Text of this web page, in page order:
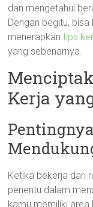
dan mengetahui
Dengan begitu,
menerapkantips
yang sebenarnya.
Kerja
Ketika bekerja dari
penentu dalam
kamu memiliki area